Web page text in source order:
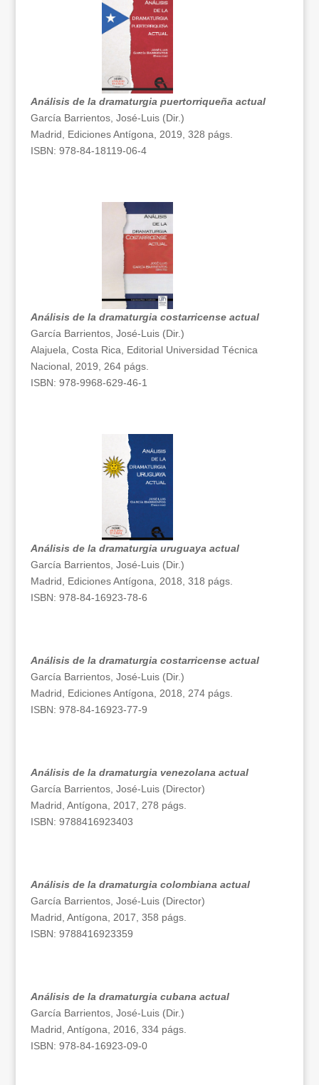
Análisis de la dramaturgia puertorriqueña actual
García Barrientos, José-Luis (Dir.)
Madrid, Ediciones Antígona, 2019, 328 págs.
ISBN: 978-84-18119-06-4
Análisis de la dramaturgia costarricense actual
García Barrientos, José-Luis (Dir.)
Alajuela, Costa Rica, Editorial Universidad Técnica
Nacional, 2019, 264 págs.
ISBN: 978-9968-629-46-1
Análisis de la dramaturgia uruguaya actual
García Barrientos, José-Luis (Dir.)
Madrid, Ediciones Antígona, 2018, 318 págs.
ISBN: 978-84-16923-78-6
Análisis de la dramaturgia costarricense actual
García Barrientos, José-Luis (Dir.)
Madrid, Ediciones Antígona, 2018, 274 págs.
ISBN: 978-84-16923-77-9
Análisis de la dramaturgia venezolana actual
García Barrientos, José-Luis (Director)
Madrid, Antígona, 2017, 278 págs.
ISBN: 9788416923403
Análisis de la dramaturgia colombiana actual
García Barrientos, José-Luis (Director)
Madrid, Antígona, 2017, 358 págs.
ISBN: 9788416923359
Análisis de la dramaturgia cubana actual
García Barrientos, José-Luis (Dir.)
Madrid, Antígona, 2016, 334 págs.
ISBN: 978-84-16923-09-0